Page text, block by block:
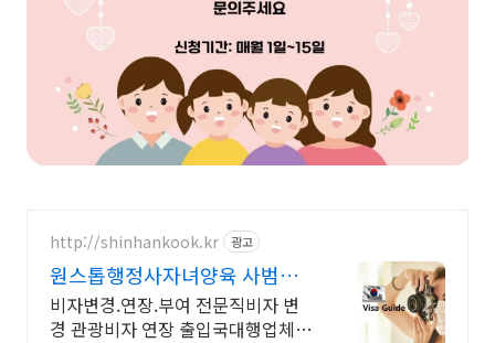
http://shinhankook.kr 광고
원스톱행정사자녀양육 사범심
사 한국법위반 비자변경
비자변경.연장.부여 전문직비자 변
경 관광비자 연장 출입국대행업체